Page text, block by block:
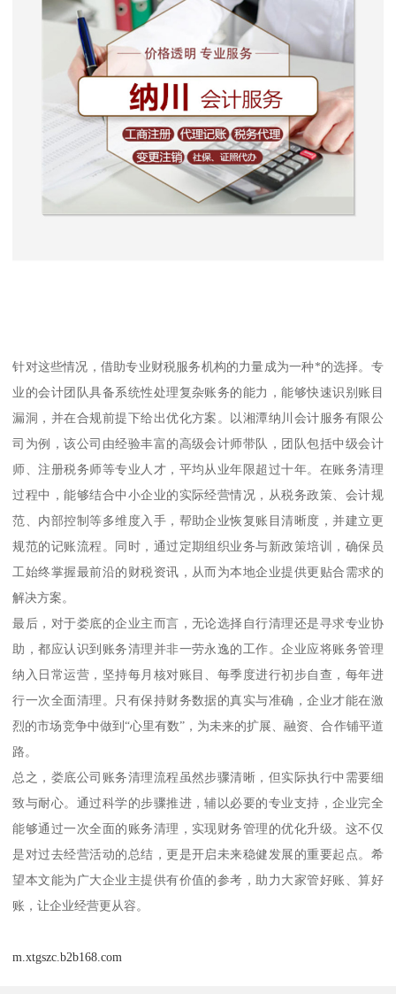
针对这些情况，借助专业财税服务机构的力量成为一种*的选择。专
业的会计团队具备系统性处理复杂账务的能力，能够快速识别账目
漏洞，并在合规前提下给出优化方案。以湘潭纳川会计服务有限公
司为例，该公司由经验丰富的高级会计师带队，团队包括中级会计
师、注册税务师等专业人才，平均从业年限超过十年。在账务清理
过程中，能够结合中小企业的实际经营情况，从税务政策、会计规
范、内部控制等多维度入手，帮助企业恢复账目清晰度，并建立更
规范的记账流程。同时，通过定期组织业务与新政策培训，确保员
工始终掌握最前沿的财税资讯，从而为本地企业提供更贴合需求的
解决方案。
最后，对于娄底的企业主而言，无论选择自行清理还是寻求专业协
助，都应认识到账务清理并非一劳永逸的工作。企业应将账务管理
纳入日常运营，坚持每月核对账目、每季度进行初步自查，每年进
行一次全面清理。只有保持财务数据的真实与准确，企业才能在激
烈的市场竞争中做到“心里有数”，为未来的扩展、融资、合作铺平道
路。
总之，娄底公司账务清理流程虽然步骤清晰，但实际执行中需要细
致与耐心。通过科学的步骤推进，辅以必要的专业支持，企业完全
能够通过一次全面的账务清理，实现财务管理的优化升级。这不仅
是对过去经营活动的总结，更是开启未来稳健发展的重要起点。希
望本文能为广大企业主提供有价值的参考，助力大家管好账、算好
账，让企业经营更从容。
m.xtgszc.b2b168.com